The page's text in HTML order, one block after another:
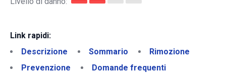
Link rapidi:
Descrizione
Sommario
Rimozione
Prevenzione
Domande frequenti